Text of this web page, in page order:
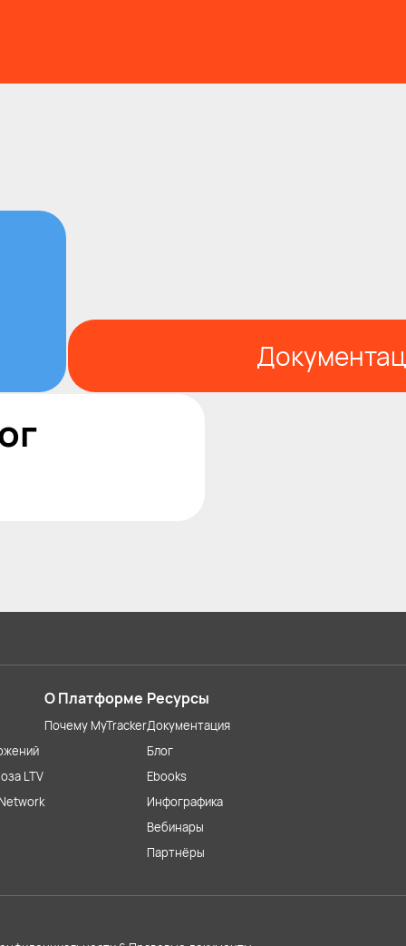
LTV
О Платформе
Почему MyTracker
Ресурсы
Документация
Блог
Ebooks
Инфографика
Вебинары
Партнёры